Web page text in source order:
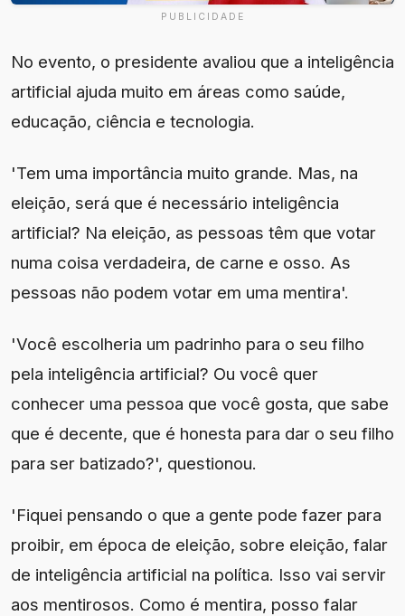
PUBLICIDADE
No evento, o presidente avaliou que a inteligência
artificial ajuda muito em áreas como saúde,
educação, ciência e tecnologia.
'Tem uma importância muito grande. Mas, na
eleição, será que é necessário inteligência
artificial? Na eleição, as pessoas têm que votar
numa coisa verdadeira, de carne e osso. As
pessoas não podem votar em uma mentira'.
'Você escolheria um padrinho para o seu filho
pela inteligência artificial? Ou você quer
conhecer uma pessoa que você gosta, que sabe
que é decente, que é honesta para dar o seu filho
para ser batizado?', questionou.
'Fiquei pensando o que a gente pode fazer para
proibir, em época de eleição, sobre eleição, falar
de inteligência artificial na política. Isso vai servir
aos mentirosos. Como é mentira, posso falar